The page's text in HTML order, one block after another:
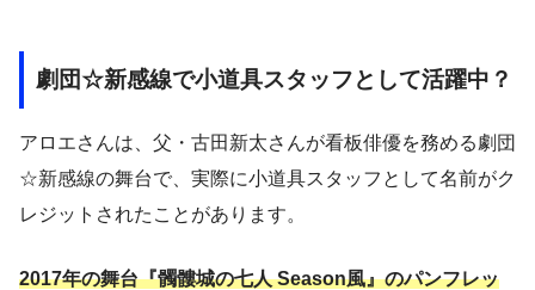
劇団☆新感線で小道具スタッフとして活躍中？
アロエさんは、父・古田新太さんが看板俳優を務める劇団
☆新感線の舞台で、実際に小道具スタッフとして名前がク
レジットされたことがあります。
2017年の舞台『髑髏城の七人 Season風』のパンフレッ